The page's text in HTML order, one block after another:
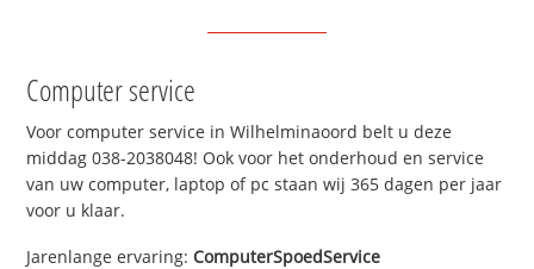
Computer service
Voor computer service in Wilhelminaoord belt u deze
middag 038-2038048! Ook voor het onderhoud en service
van uw computer, laptop of pc staan wij 365 dagen per jaar
voor u klaar.
Jarenlange ervaring:ComputerSpoedService